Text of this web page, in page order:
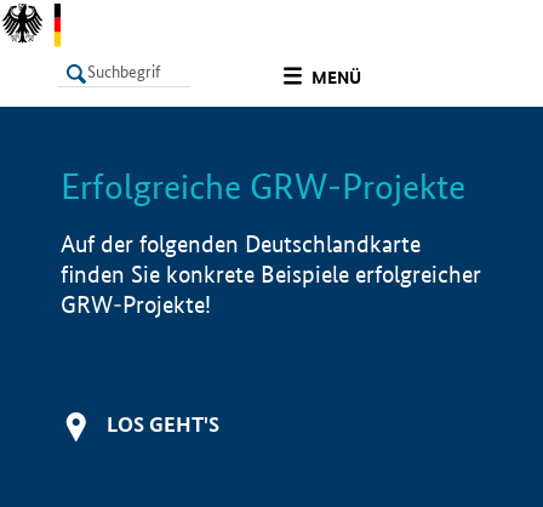
MENÜ
LISTE Info
Erfolgreiche GRW-Projekte
Auf der folgenden Deutschlandkarte
finden Sie konkrete Beispiele erfolgreicher
GRW-Projekte!
LOS GEHT'S